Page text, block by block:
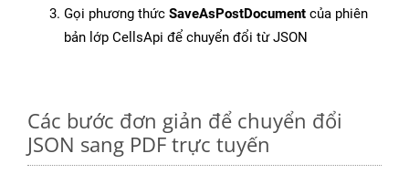
Gọi phương thức SaveAsPostDocument của phiên
bản lớp CellsApi để chuyển đổi từ JSON
Các bước đơn giản để chuyển đổi
JSON sang PDF trực tuyến